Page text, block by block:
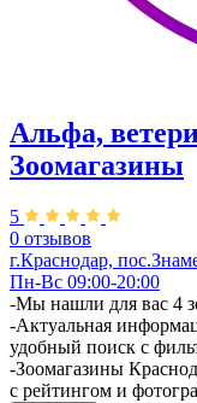
Альфа,
Зоомагазины
5
0 отзывов
г.Краснодар,
Пн-Вс 09:00-20:00
-Мы нашли для вас 4
-Актуальная
удобный поиск с
-Зоомагазины
с рейтингом и